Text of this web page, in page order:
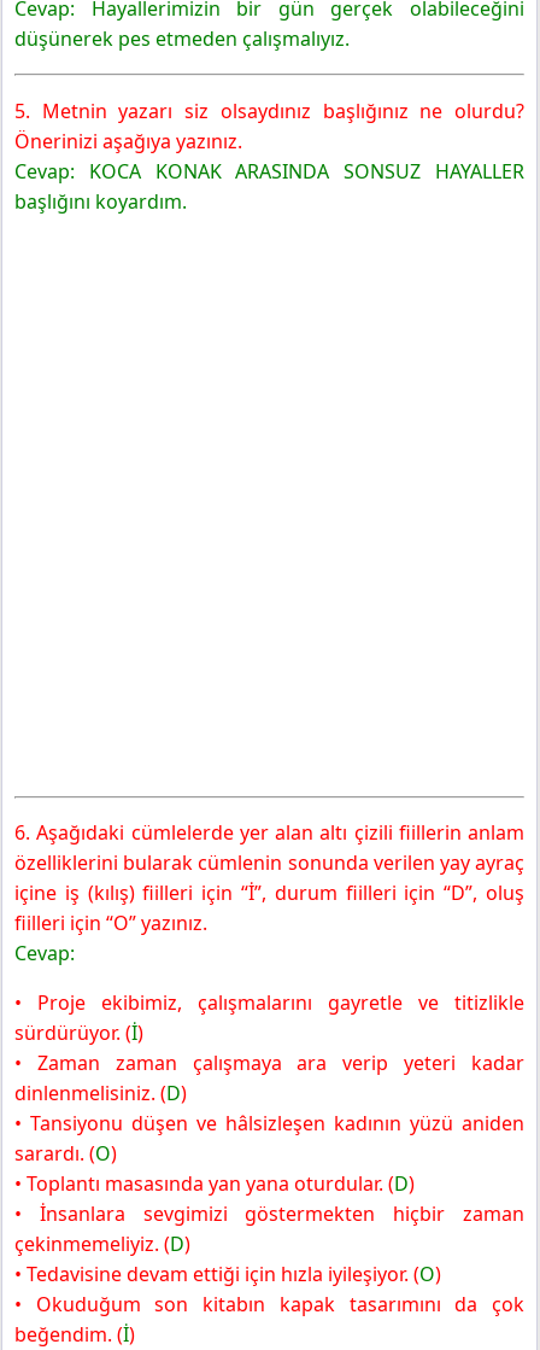
Cevap: Hayallerimizin bir gün gerçek olabileceğini
düşünerek pes etmeden çalışmalıyız.
5. Metnin yazarı siz olsaydınız başlığınız ne olurdu?
Önerinizi aşağıya yazınız.
Cevap: KOCA KONAK ARASINDA SONSUZ HAYALLER
başlığını koyardım.
6. Aşağıdaki cümlelerde yer alan altı çizili fiillerin anlam
özelliklerini bularak cümlenin sonunda verilen yay ayraç
içine iş (kılış) fiilleri için “İ”, durum fiilleri için “D”, oluş
fiilleri için “O” yazınız.
Cevap:
• Proje ekibimiz, çalışmalarını gayretle ve titizlikle
sürdürüyor. (İ)
• Zaman zaman çalışmaya ara verip yeteri kadar
dinlenmelisiniz. (D)
• Tansiyonu düşen ve hâlsizleşen kadının yüzü aniden
sarardı. (O)
• Toplantı masasında yan yana oturdular. (D)
• İnsanlara sevgimizi göstermekten hiçbir zaman
çekinmemeliyiz. (D)
• Tedavisine devam ettiği için hızla iyileşiyor. (O)
• Okuduğum son kitabın kapak tasarımını da çok
beğendim. (İ)